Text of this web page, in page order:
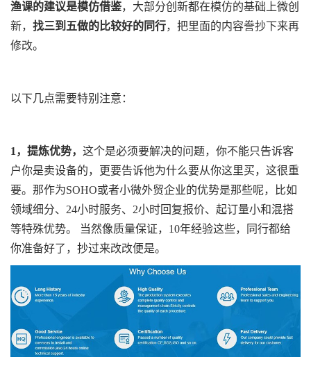
渔课的建议是模仿借鉴，大部分创新都在模仿的基础上微创
新， 找三到五做的比较好的同行，把里面的内容誊抄下来再
修改。
以下几点需要特别注意：
1，提炼优势， 这个是必须要解决的问题，你不能只告诉客
户你是卖设备的，更要告诉他为什么要从你这里买，这很重
要。那作为SOHO或者小微外贸企业的优势是那些呢，比如
领域细分、24小时服务、2小时回复报价、起订量小和混搭
等特殊优势。 当然像质量保证，10年经验这些，同行都给
你准备好了，抄过来改改便是。